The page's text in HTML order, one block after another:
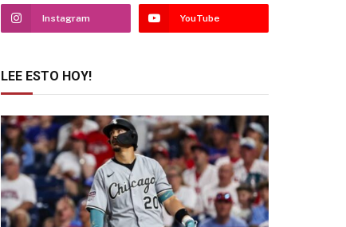
Instagram YouTube
LEE ESTO HOY!